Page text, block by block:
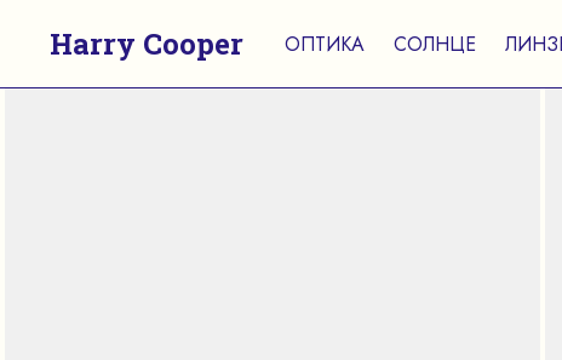
Harry Cooper ОПТИКА СОЛНЦЕ